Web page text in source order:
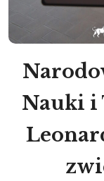
Nauki i